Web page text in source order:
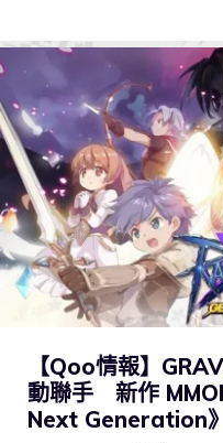
【Qoo情報】
動聯手 新作
Next Generation